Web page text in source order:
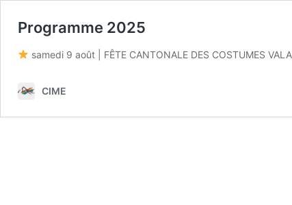
Programme 2025
samedi 9 août | FÊTE CANTONALE DES COSTUMES
CIME